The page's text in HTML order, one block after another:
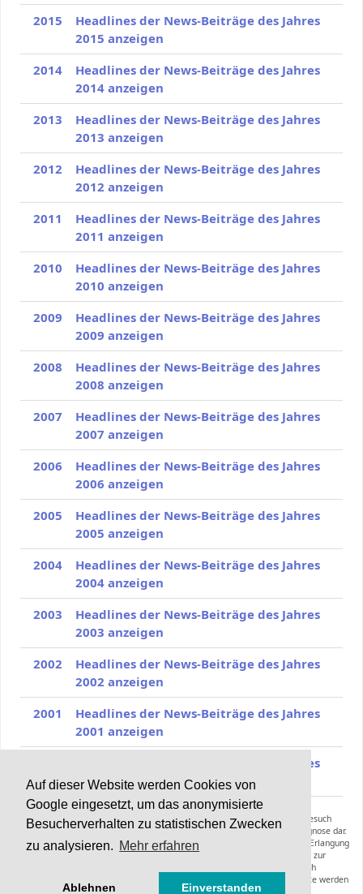
Auf dieser Website werden Cookies von
Google eingesetzt, um das anonymisierte
Besucherverhalten zu statistischen Zwecken
zu analysieren. Mehr erfahren
Ablehnen Einverstanden
2015
Headlines der News-Beiträge des Jahres
2015 anzeigen
2014
Headlines der News-Beiträge des Jahres
2014 anzeigen
2013
Headlines der News-Beiträge des Jahres
2013 anzeigen
2012
Headlines der News-Beiträge des Jahres
2012 anzeigen
2011
Headlines der News-Beiträge des Jahres
2011 anzeigen
2010
Headlines der News-Beiträge des Jahres
2010 anzeigen
2009
Headlines der News-Beiträge des Jahres
2009 anzeigen
2008
Headlines der News-Beiträge des Jahres
2008 anzeigen
2007
Headlines der News-Beiträge des Jahres
2007 anzeigen
2006
Headlines der News-Beiträge des Jahres
2006 anzeigen
2005
Headlines der News-Beiträge des Jahres
2005 anzeigen
2004
Headlines der News-Beiträge des Jahres
2004 anzeigen
2003
Headlines der News-Beiträge des Jahres
2003 anzeigen
2002
Headlines der News-Beiträge des Jahres
2002 anzeigen
2001
Headlines der News-Beiträge des Jahres
2001 anzeigen
Headlines der News-Beiträge des Jahres
2000 anzeigen
Die Inhalte von Haarerkrankungen.de können und sollen keinen Arztbesuch
ersetzen und stellen keine Anleitung zur Selbstmedikation oder Selbstdiagnose dar.
Die Informationen dieser Webseiten inklusive der Expertenräte sollen zur Erlangung
zusätzlicher Informationen zu einer bereits gestellten Diagnose oder zur
Vorbereitung eines Arztbesuches dienen. Empfehlungen hinsichtlich
Diagnoseverfahren, Therapieformen, Medikamenten oder anderer Produkte werden
nicht gegeben.